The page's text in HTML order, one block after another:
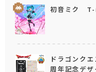
初音ミク
ドラゴンク
周年記念デ